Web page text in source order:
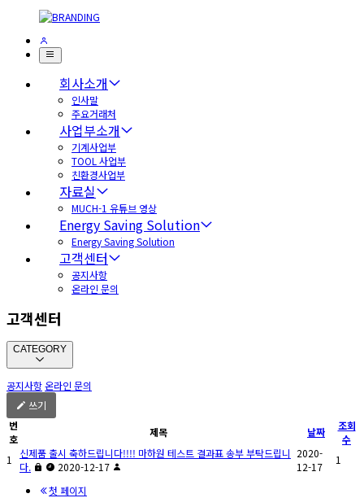
회사소개
인사말
주요거래처
사업부소개
기계사업부
TOOL 사업부
친환경사업부
자료실
MUCH-1 유튜브 영상
Energy Saving Solution
Energy Saving Solution
고객센터
공지사항
온라인 문의
고객센터
CATEGORY
공지사항온라인 문의
쓰기
번
호
제목 날짜
조회
수
1
신제품 출시 축하드립니다!!!! 마하원 테스트 결과표 송부 부탁드립니
다.
2020-12-17
2020-
12-17
1
첫 페이지